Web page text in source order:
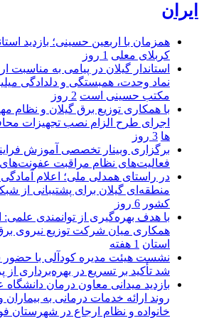
ایران
همزمان با اربعین حسینی؛ بازدید
کربلای معلی 1 روز
استاندار گیلان در پیامی به مناسبت
نماد وحدت، همبستگی و دلدادگی
مکتب حسینی است 2 روز
با همکاری توزیع برق گیلان و نظام
اجرای طرح الزام نصب تجهیزات
ها 3 روز
برگزاری وبینار تخصصی آموزش فرایند
فعالیت‌های نظام مراقبت عفونت‌های
در راستای همدلی ملی؛ اعلام
منطقه‌ای گیلان برای پشتیبانی از
كشور 6 روز
با هدف بهره‌گیری از توانمندی علمی:
همكاری میان شركت توزیع نیروی برق
استان 1 هفته
نشست هیئت مدیره کودآلی با حضور
شد تأکید بر تسریع در بهره‌برداری از
بازدید میدانی معاون درمان
روند ارائه خدمات درمانی به
خانواده و نظام ارجاع در شهرستان